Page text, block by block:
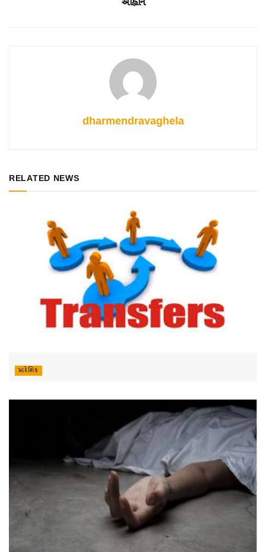
આહ્વાન
dharmendravaghela
RELATED NEWS
પ્રાદેશિક